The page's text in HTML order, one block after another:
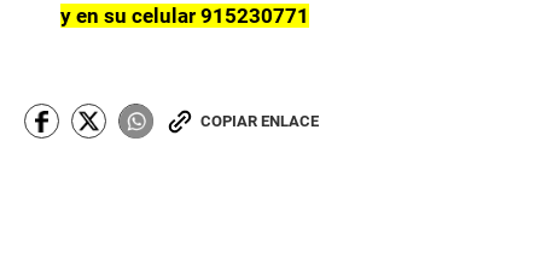
y en su celular 915230771
COPIAR ENLACE